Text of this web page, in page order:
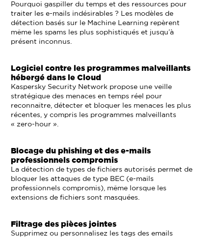
Pourquoi gaspiller du temps et des ressources pour
traiter les e-mails indésirables ? Les modèles de
détection basés sur le Machine Learning repèrent
même les spams les plus sophistiqués et jusqu’à
présent inconnus.
Logiciel contre les programmes malveillants
hébergé dans le Cloud
Kaspersky Security Network propose une veille
stratégique des menaces en temps réel pour
reconnaître, détecter et bloquer les menaces les plus
récentes, y compris les programmes malveillants
« zero-hour ».
Blocage du phishing et des e-mails
professionnels compromis
La détection de types de fichiers autorisés permet de
bloquer les attaques de type BEC (e-mails
professionnels compromis), même lorsque les
extensions de fichiers sont masquées.
Filtrage des pièces jointes
Supprimez ou personnalisez les tags des emails